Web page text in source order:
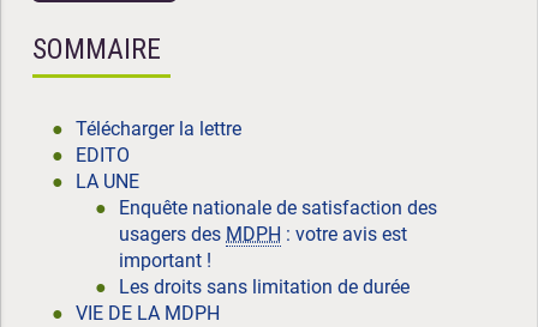
SOMMAIRE
Télécharger la lettre
EDITO
LA UNE
Enquête nationale de satisfaction des
usagers des MDPH : votre avis est
important !
Les droits sans limitation de durée
VIE DE LA MDPH